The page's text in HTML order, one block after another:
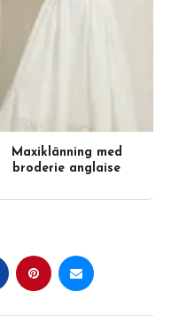
Maxiklänning med
broderie anglaise